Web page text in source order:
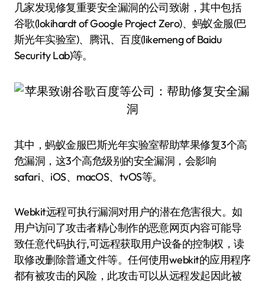
几家发现修复重要安全漏洞的公司致谢，其中包括
谷歌(lokihardt of Google Project Zero)、蚂蚁金服(巴
斯光年实验室)、腾讯、百度(likemeng of Baidu
Security Lab)等。
其中，蚂蚁金服巴斯光年实验室帮助苹果修复3个高
危漏洞，这3个高危级别的安全漏洞，会影响
safari、iOS、macOS、tvOS等。
Webkit远程可执行漏洞对用户的潜在危害很大。如
用户访问了攻击者精心制作的恶意网页内容可能导
致任意代码执行,可远程获取用户设备的控制权，读
取修改删除普通文件等。任何使用webkit的应用程序
都有被攻击的风险，此攻击可以从远程发起因此被